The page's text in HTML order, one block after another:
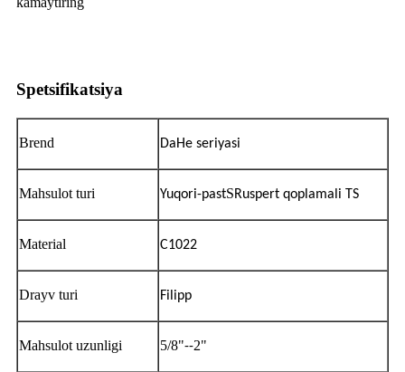
Spetsifikatsiya
Brend DaHe seriyasi
Mahsulot turi Yuqori-pastSRuspert qoplamali TS
Material C1022
Drayv turi Filipp
Mahsulot uzunligi 5/8"--2"